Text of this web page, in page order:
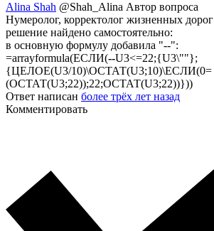
Alina Shah @Shah_Alina Автор вопроса
Нумеролог, корректолог жизненных дорог
решение найдено самостоятельно:
в основную формулу добавила "--":
=arrayformula(ЕСЛИ(--U3<=22;{U3\""};
{ЦЕЛОЕ(U3/10)\ОСТАТ(U3;10)\ЕСЛИ(0=
(ОСТАТ(U3;22));22;ОСТАТ(U3;22))}))
Ответ написан более трёх лет назад
Комментировать